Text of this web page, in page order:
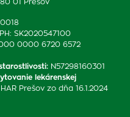
01 Prešov
SK2020547100
0000 6720 6572
: N57298160301
lekárenskej
Prešov zo dňa 16.1.2024